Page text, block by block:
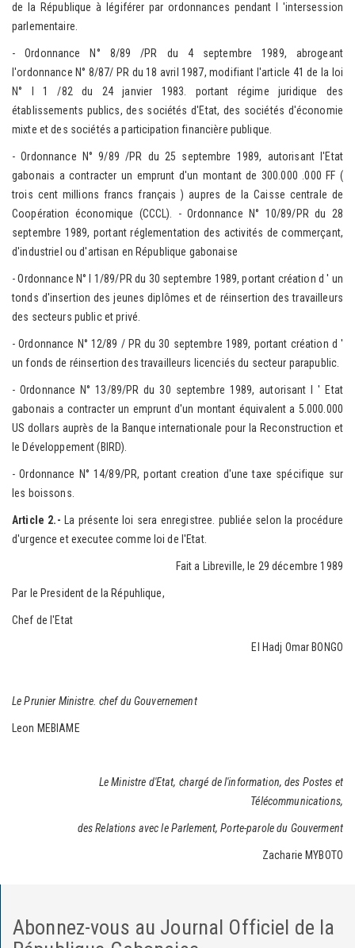
de la République à légiférer par ordonnances pendant l 'intersession
parlementaire.
- Ordonnance N° 8/89 /PR du 4 septembre 1989, abrogeant
l'ordonnance N° 8/87/ PR du 18 avril 1987, modifiant l'article 41 de la loi
N° I 1 /82 du 24 janvier 1983. portant régime juridique des
établissements publics, des sociétés d'Etat, des sociétés d'économie
mixte et des sociétés a participation financière publique.
- Ordonnance N° 9/89 /PR du 25 septembre 1989, autorisant l'Etat
gabonais a contracter un emprunt d'un montant de 300.000 .000 FF (
trois cent millions francs français ) aupres de la Caisse centrale de
Coopération économique (CCCL). - Ordonnance N° 10/89/PR du 28
septembre 1989, portant réglementation des activités de commerçant,
d'industriel ou d'artisan en République gabonaise
- Ordonnance N° I 1/89/PR du 30 septembre 1989, portant création d ' un
tonds d'insertion des jeunes diplômes et de réinsertion des travailleurs
des secteurs public et privé.
- Ordonnance N° 12/89 / PR du 30 septembre 1989, portant création d '
un fonds de réinsertion des travailleurs licenciés du secteur parapublic.
- Ordonnance N° 13/89/PR du 30 septembre 1989, autorisant l ' Etat
gabonais a contracter un emprunt d'un montant équivalent a 5.000.000
US dollars auprès de la Banque internationale pour la Reconstruction et
le Développement (BIRD).
- Ordonnance N° 14/89/PR, portant creation d'une taxe spécifique sur
les boissons.
Article 2.- La présente loi sera enregistree. publiée selon la procédure
d'urgence et executee comme loi de l'Etat.
Fait a Libreville, le 29 décembre 1989
Par le President de la Répuhlique,
Chef de l'Etat
El Hadj Omar BONGO
Le Prunier Ministre. chef du Gouvernement
Leon MEBIAME
Le Ministre d'Etat, chargé de l'information, des Postes et
Télécommunications,
des Relations avec le Parlement, Porte-parole du Gouverment
Zacharie MYBOTO
Abonnez-vous au Journal Officiel de la